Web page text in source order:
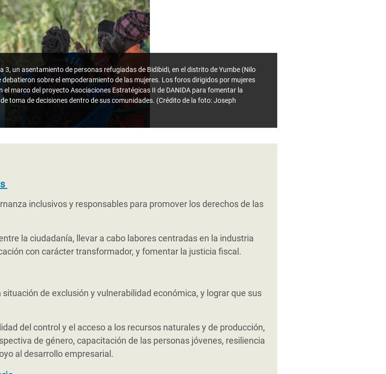
3, un asentamiento de personas refugiadas de Bidibidi, en el distrito de Yumbe (Nilo
sobre el empoderamiento de las mujeres. Los foros dirigidos por mujeres
marco del proyecto Asociaciones Estratégicas II de DANIDA para fomentar la
toma de decisiones dentro de sus comunidades. (Crédito de la foto: Joseph
inclusivos y responsables para promover los derechos de las
la ciudadanía, llevar a cabo labores centradas en la industria
con carácter transformador, y fomentar la justicia fiscal.
de exclusión y vulnerabilidad económica, y lograr que sus
del control y el acceso a los recursos naturales y de producción,
de género, capacitación de las personas jóvenes, resiliencia
al desarrollo empresarial.